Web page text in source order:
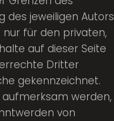
jeweiligen Autors
nur für den privaten,
auf dieser Seite
Dritter
gekennzeichnet.
werden,
von